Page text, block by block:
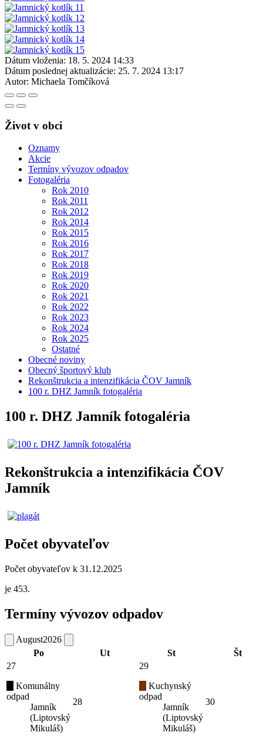
Dátum vloženia: 18. 5. 2024 14:33
Dátum poslednej aktualizácie: 25. 7. 2024 13:17
Autor: Michaela Tomčíková
Život v obci
Oznamy
Akcie
Termíny vývozov odpadov
Fotogaléria
Rok 2010
Rok 2011
Rok 2012
Rok 2014
Rok 2015
Rok 2016
Rok 2017
Rok 2018
Rok 2019
Rok 2020
Rok 2021
Rok 2022
Rok 2023
Rok 2024
Rok 2025
Ostatné
Obecné noviny
Obecný športový klub
Rekonštrukcia a intenzifikácia ČOV Jamník
100 r. DHZ Jamník fotogaléria
100 r. DHZ Jamník fotogaléria
Rekonštrukcia a intenzifikácia ČOV
Jamník
Počet obyvateľov
Počet obyvateľov k 31.12.2025
je 453.
Termíny vývozov odpadov
August2026
Po
Ut St
Št
27
Komunálny
odpad
Jamník
(Liptovský
Mikuláš)
28
29
Kuchynský
odpad
Jamník
(Liptovský
Mikuláš)
30